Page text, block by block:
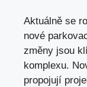
Aktuálně se
nové
změny jsou
komplexu.
propojují